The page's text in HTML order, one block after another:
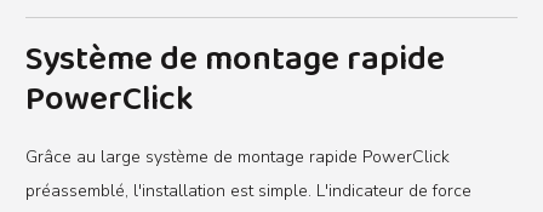
Système de montage rapide
PowerClick
Grâce au large système de montage rapide PowerClick
préassemblé, l'installation est simple. L'indicateur de force